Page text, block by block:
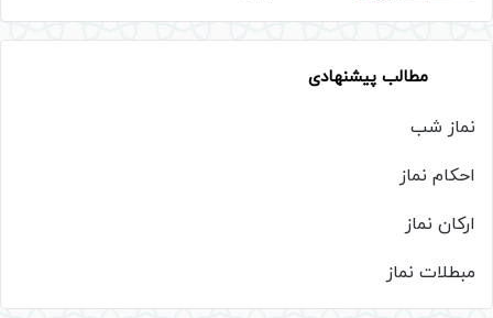
مطالب پیشنهادی
نماز شب
احکام نماز
ارکان نماز
مبطلات نماز